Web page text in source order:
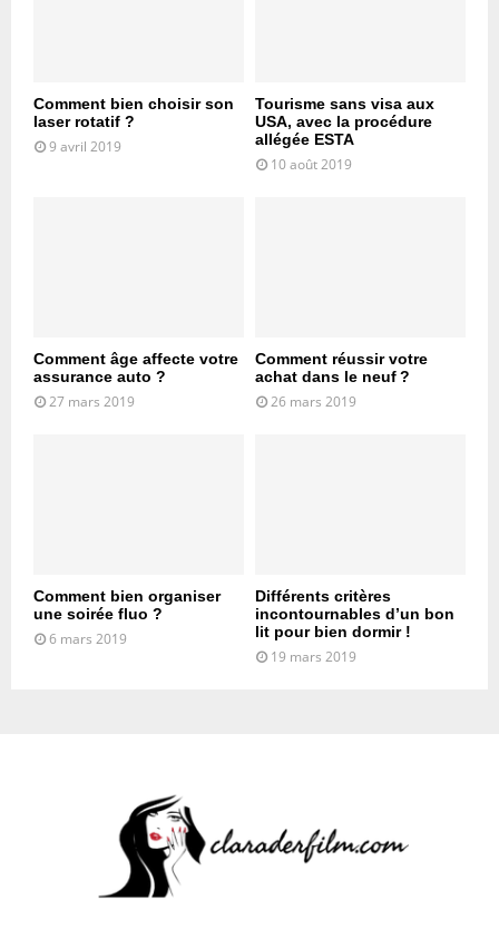
Comment bien choisir son
laser rotatif ?
9 avril 2019
Tourisme sans visa aux
USA, avec la procédure
allégée ESTA
10 août 2019
Comment âge affecte votre
assurance auto ?
27 mars 2019
Comment réussir votre
achat dans le neuf ?
26 mars 2019
Comment bien organiser
une soirée fluo ?
6 mars 2019
Différents critères
incontournables d’un bon
lit pour bien dormir !
19 mars 2019